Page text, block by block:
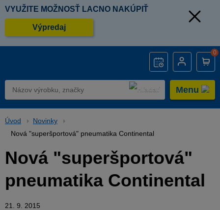
VYUŽITE MOŽNOSŤ LACNO NAKÚPIŤ
Výpredaj
0
Menu
Úvod
Novinky
Nová "superšportová" pneumatika Continental
Nová "superšportová"
pneumatika Continental
21. 9. 2015